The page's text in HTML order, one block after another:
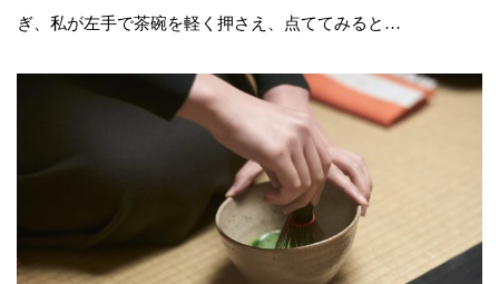
ぎ、私が左手で茶碗を軽く押さえ、点ててみると…